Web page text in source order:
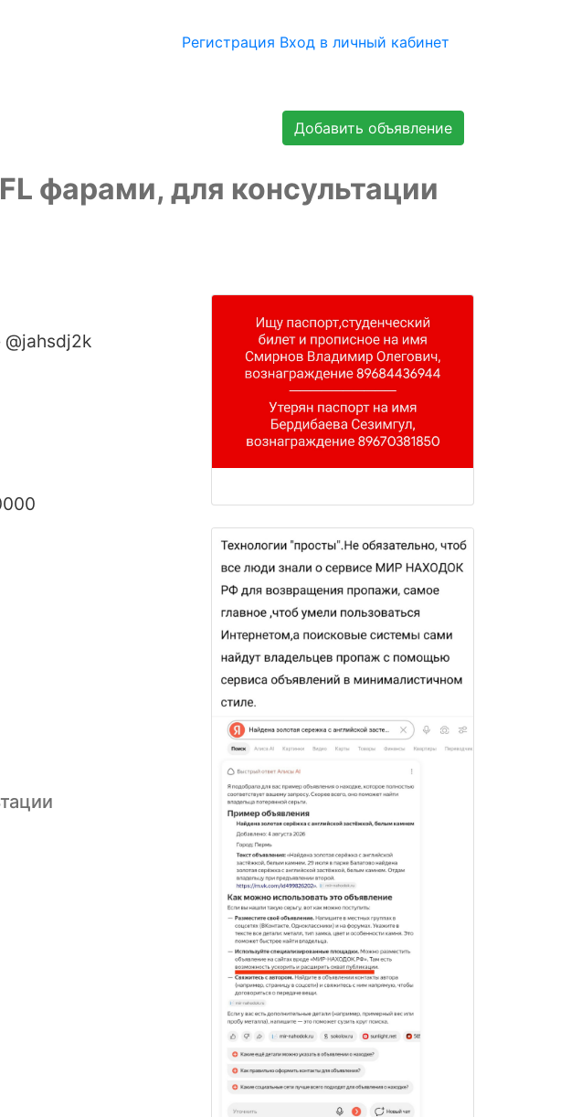
Регистрация Вход в личный кабинет
Добавить объявление
фарами, для консультации
@jahsdj2k